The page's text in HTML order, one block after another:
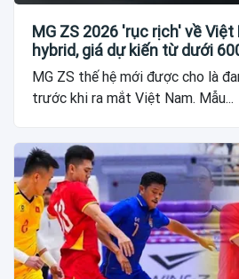
MG ZS 2026 'rục rịch' về
hybrid, giá dự kiến từ dưới
MG ZS thế hệ mới được cho là
trước khi ra mắt Việt Nam. Mẫu...